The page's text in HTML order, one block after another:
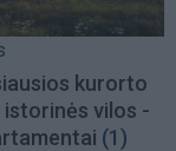
kurorto
istorinės vilos -
(1)